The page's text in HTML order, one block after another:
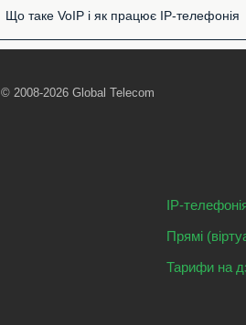
Що таке VoIP і як працює IP-телефонія
© 2008-2026 Global Telecom
IP-
Прямі
Тарифи на